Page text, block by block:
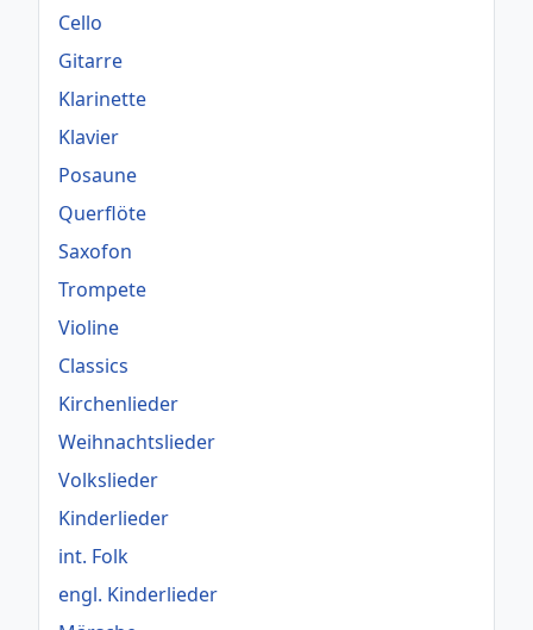
Cello
Gitarre
Klarinette
Klavier
Posaune
Querflöte
Saxofon
Trompete
Violine
Classics
Kirchenlieder
Weihnachtslieder
Volkslieder
Kinderlieder
int. Folk
engl. Kinderlieder